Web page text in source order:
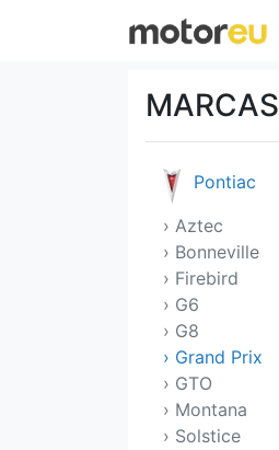
MARCAS
Pagani
Pontiac
› Aztec
› Bonneville
› Firebird
› G6
› G8
› Grand Prix
› GTO
› Montana
› Solstice